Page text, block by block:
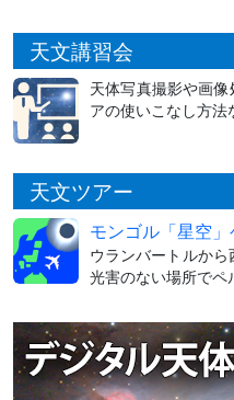
天文講習会
天体写真撮影や画
アの使いこなし方
天文ツアー
モンゴル「星空
ウランバートルから
光害のない場所でペ